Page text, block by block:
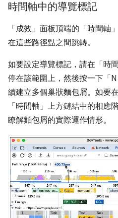
時間軸中的導覽標記
「成效」 面板頂端的「時間軸」
在這些路徑點之間跳轉。
如要設定導覽標記，請在「時間
停在該範圍上，然後按一下「N
續建立多個巢狀麵包屑。如要
「時間軸」 上方鏈結中的相應
瞭解麵包屑的實際運作情形。